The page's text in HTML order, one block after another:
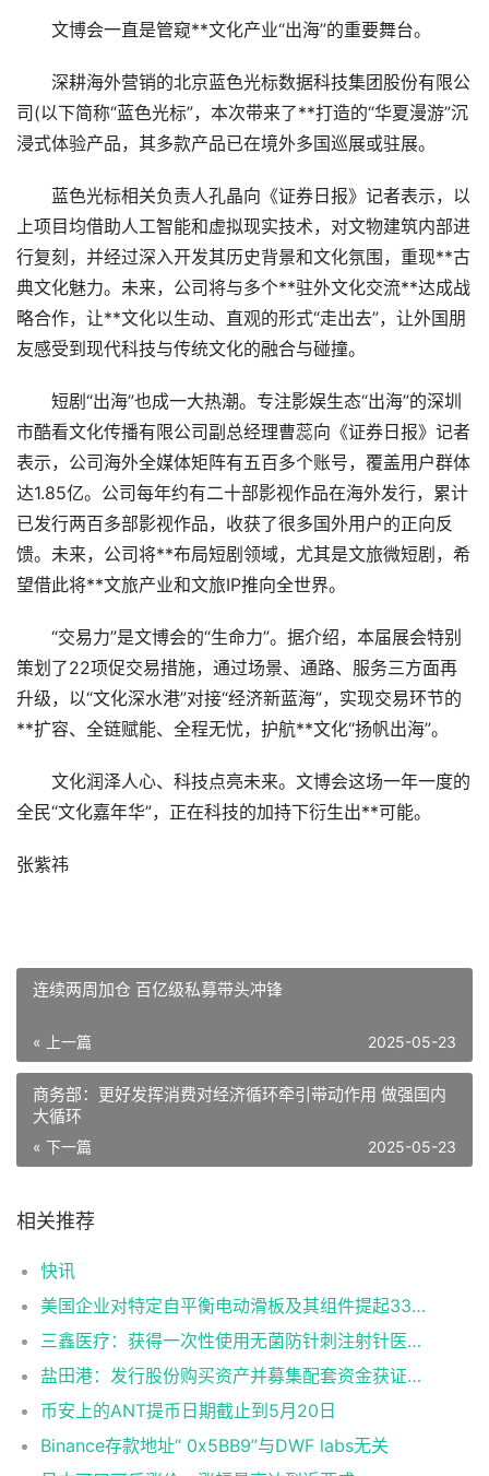
文博会一直是管窥**文化产业“出海”的重要舞台。
深耕海外营销的北京蓝色光标数据科技集团股份有限公
司(以下简称“蓝色光标”，本次带来了**打造的“华夏漫游”沉
浸式体验产品，其多款产品已在境外多国巡展或驻展。
蓝色光标相关负责人孔晶向《证券日报》记者表示，以
上项目均借助人工智能和虚拟现实技术，对文物建筑内部进
行复刻，并经过深入开发其历史背景和文化氛围，重现**古
典文化魅力。未来，公司将与多个**驻外文化交流**达成战
略合作，让**文化以生动、直观的形式“走出去”，让外国朋
友感受到现代科技与传统文化的融合与碰撞。
短剧“出海”也成一大热潮。专注影娱生态“出海”的深圳
市酷看文化传播有限公司副总经理曹蕊向《证券日报》记者
表示，公司海外全媒体矩阵有五百多个账号，覆盖用户群体
达1.85亿。公司每年约有二十部影视作品在海外发行，累计
已发行两百多部影视作品，收获了很多国外用户的正向反
馈。未来，公司将**布局短剧领域，尤其是文旅微短剧，希
望借此将**文旅产业和文旅IP推向全世界。
“交易力”是文博会的“生命力”。据介绍，本届展会特别
策划了22项促交易措施，通过场景、通路、服务三方面再
升级，以“文化深水港”对接“经济新蓝海”，实现交易环节的
**扩容、全链赋能、全程无忧，护航**文化“扬帆出海”。
文化润泽人心、科技点亮未来。文博会这场一年一度的
全民“文化嘉年华”，正在科技的加持下衍生出**可能。
张紫祎
连续两周加仓 百亿级私募带头冲锋
« 上一篇 2025-05-23
商务部：更好发挥消费对经济循环牵引带动作用 做强国内
大循环
« 下一篇 2025-05-23
相关推荐
快讯
美国企业对特定自平衡电动滑板及其组件提起337调查申请
三鑫医疗：获得一次性使用无菌防针刺注射针医疗器械注册证
盐田港：发行股份购买资产并募集配套资金获证监会同意注册批复
币安上的ANT提币日期截止到5月20日
Binance存款地址“ 0x5BB9”与DWF labs无关